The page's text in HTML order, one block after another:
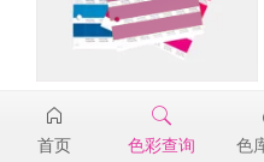
17-2617TPG
￥98
首页 色彩查询 色